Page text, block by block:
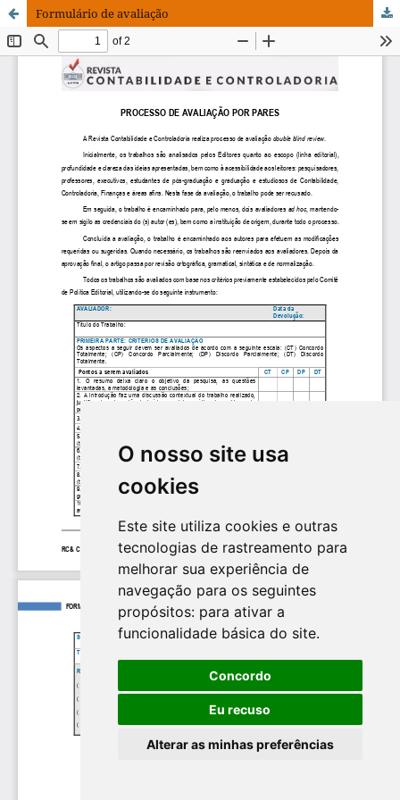
O nosso site usa
cookies
Este site utiliza cookies e outras
tecnologias de rastreamento para
melhorar sua experiência de
navegação para os seguintes
propósitos: para ativar a
funcionalidade básica do site.
Concordo
Eu recuso
Alterar as minhas preferências
Formulário de avaliação